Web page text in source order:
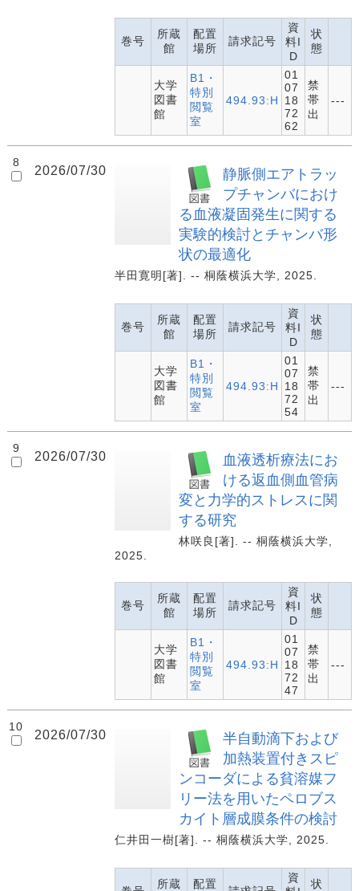
巻号
所蔵
館
配置
場所
請求記号
資
料I
D
状
態
大学
図書
館
B1・
特別
閲覧
室
494.93:H
01
07
18
72
62
禁
帯
出
---
8
2026/07/30
静脈側エアトラッ
プチャンバにおけ
る血液凝固発生に関する
実験的検討とチャンバ形
状の最適化
半田寛明[著]. -- 桐蔭横浜大学, 2025.
巻号
所蔵
館
配置
場所
請求記号
資
料I
D
状
態
大学
図書
館
B1・
特別
閲覧
室
494.93:H
01
07
18
72
54
禁
帯
出
---
9
2026/07/30
血液透析療法にお
ける返血側血管病
変と力学的ストレスに関
する研究
林咲良[著]. -- 桐蔭横浜大学,
2025.
巻号
所蔵
館
配置
場所
請求記号
資
料I
D
状
態
大学
図書
館
B1・
特別
閲覧
室
494.93:H
01
07
18
72
47
禁
帯
出
---
10
2026/07/30
半自動滴下および
加熱装置付きスピ
ンコーダによる貧溶媒フ
リー法を用いたペロブス
カイト層成膜条件の検討
仁井田一樹[著]. -- 桐蔭横浜大学, 2025.
所蔵 配置
資
状